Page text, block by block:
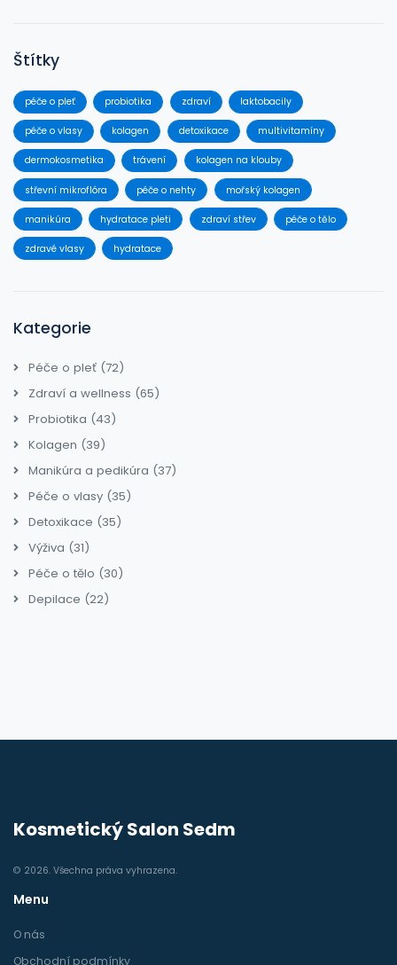
Štítky
péče o pleť probiotika zdraví laktobacily
péče o vlasy kolagen detoxikace multivitamíny
dermokosmetika trávení kolagen na klouby
střevní mikroflóra péče o nehty mořský kolagen
manikúra hydratace pleti zdraví střev péče o tělo
zdravé vlasy hydratace
Kategorie
Péče o pleť (72)
Zdraví a wellness (65)
Probiotika (43)
Kolagen (39)
Manikúra a pedikúra (37)
Péče o vlasy (35)
Detoxikace (35)
Výživa (31)
Péče o tělo (30)
Depilace (22)
Kosmetický Salon Sedm
© 2026. Všechna práva vyhrazena.
Menu
O nás
Obchodní podmínky